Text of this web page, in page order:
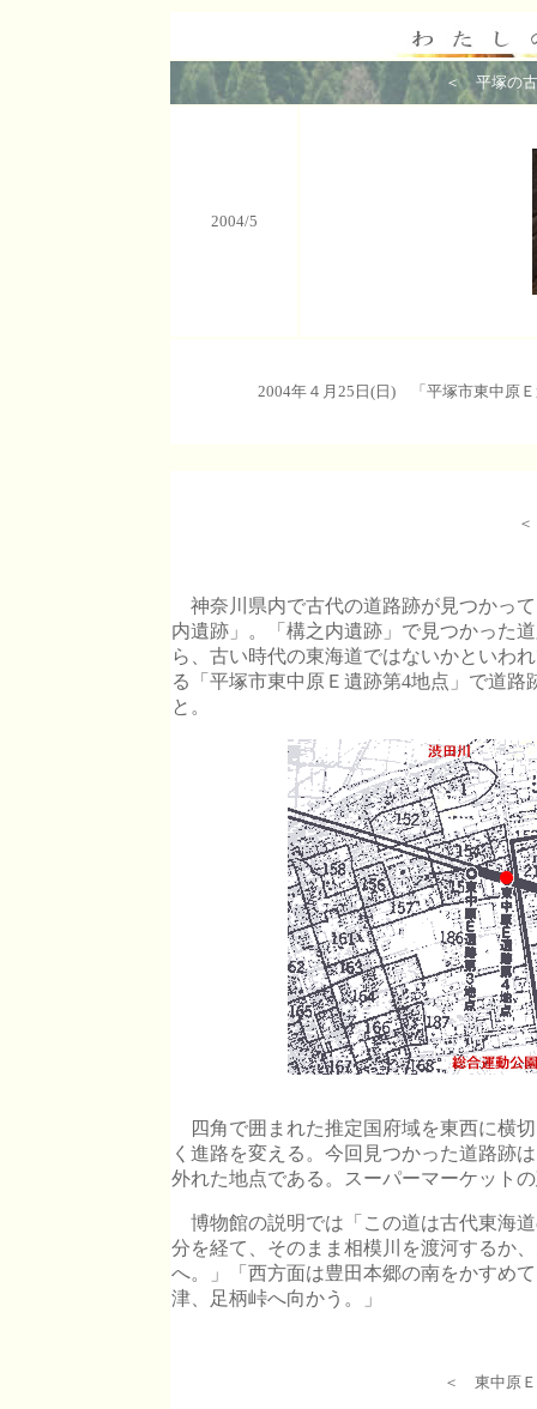
＜ 平塚の
2004/5
2004年４月25日(日) 「平塚市東中原
神奈川県内で古代の道路跡が見つかっ
内遺跡」。「構之内遺跡」で見つかった
ら、古い時代の東海道ではないかといわ
る「平塚市東中原Ｅ遺跡第4地点」で道
と。
四角で囲まれた推定国府域を東西に横
く進路を変える。今回見つかった道路跡
外れた地点である。スーパーマーケット
博物館の説明では「この道は古代東海
分を経て、そのまま相模川を渡河するか
へ。」「西方面は豊田本郷の南をかすめ
津、足柄峠へ向かう。」
＜ 東中原